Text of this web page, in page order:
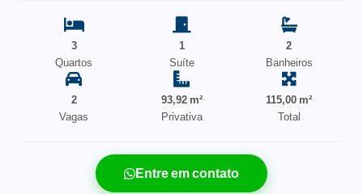
3
Quartos
1
Suíte
2
Banheiros
2
Vagas
93,92 m²
Privativa
115,00 m²
Total
Entre em contato